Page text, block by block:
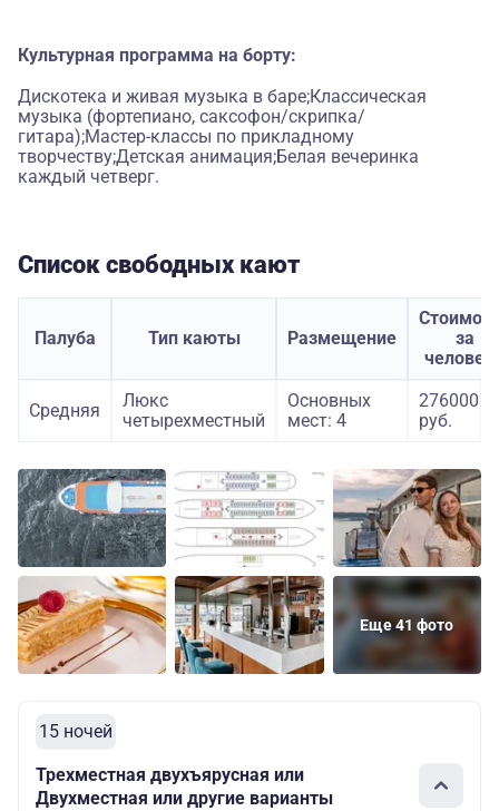
Культурная программа на борту:
Дискотека и живая музыка в баре;Классическая
музыка (фортепиано, саксофон/скрипка/
гитара);Мастер-классы по прикладному
творчеству;Детская анимация;Белая вечеринка
каждый четверг.
Список свободных кают
Палуба Тип каюты Размещение
за
Средняя
Люкс
четырехместный
Основных
мест: 4
276000
руб.
Еще 41 фото
15 ночей
Трехместная двухъярусная или
Двухместная или другие варианты